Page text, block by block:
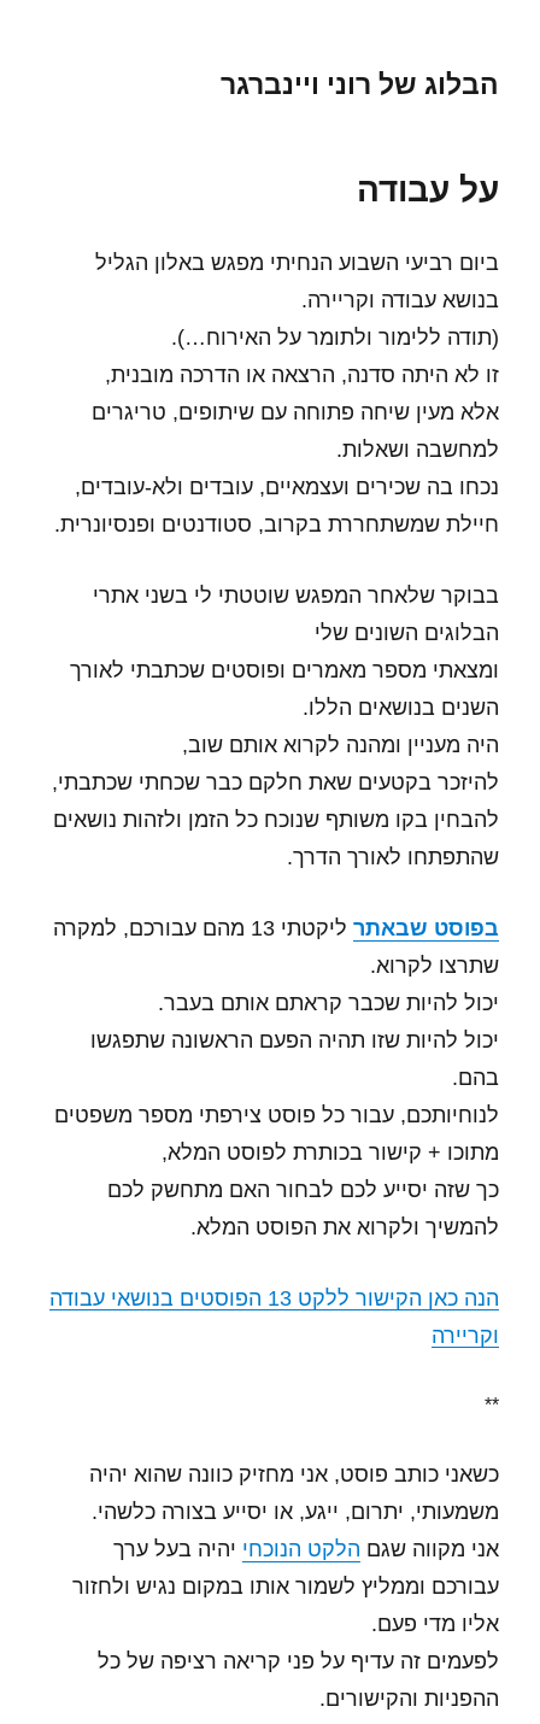
הבלוג של רוני ויינברגר
על עבודה
ביום רביעי השבוע הנחיתי מפגש באלון הגליל
בנושא עבודה וקריירה.
(תודה ללימור ולתומר על האירוח…).
זו לא היתה סדנה, הרצאה או הדרכה מובנית,
אלא מעין שיחה פתוחה עם שיתופים, טריגרים
למחשבה ושאלות.
נכחו בה שכירים ועצמאיים, עובדים ולא-עובדים,
חיילת שמשתחררת בקרוב, סטודנטים ופנסיונרית.
בבוקר שלאחר המפגש שוטטתי לי בשני אתרי
הבלוגים השונים שלי
ומצאתי מספר מאמרים ופוסטים שכתבתי לאורך
השנים בנושאים הללו.
היה מעניין ומהנה לקרוא אותם שוב,
להיזכר בקטעים שאת חלקם כבר שכחתי שכתבתי,
להבחין בקו משותף שנוכח כל הזמן ולזהות נושאים
שהתפתחו לאורך הדרך.
בפוסט שבאתר
ליקטתי 13 מהם עבורכם, למקרה
שתרצו לקרוא.
יכול להיות שכבר קראתם אותם בעבר.
יכול להיות שזו תהיה הפעם הראשונה שתפגשו
בהם.
לנוחיותכם, עבור כל פוסט צירפתי מספר משפטים
מתוכו + קישור בכותרת לפוסט המלא,
כך שזה יסייע לכם לבחור האם מתחשק לכם
להמשיך ולקרוא את הפוסט המלא.
הנה כאן הקישור ללקט 13 הפוסטים בנושאי עבודה
וקריירה
**
כשאני כותב פוסט, אני מחזיק כוונה שהוא יהיה
משמעותי, יתרום, ייגע, או יסייע בצורה כלשהי.
אני מקווה שגם הלקט הנוכחי יהיה בעל ערך
עבורכם וממליץ לשמור אותו במקום נגיש ולחזור
אליו מדי פעם.
לפעמים זה עדיף על פני קריאה רציפה של כל
ההפניות והקישורים.